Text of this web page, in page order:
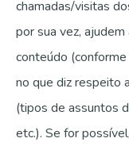
chamadas/visitas
por sua vez,
conteúdo
no que diz respeito
(tipos de assuntos
etc.). Se for